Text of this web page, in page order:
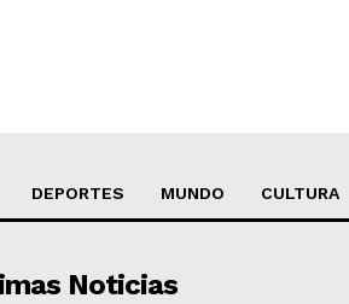
DEPORTES MUNDO CULTURA
Noticias